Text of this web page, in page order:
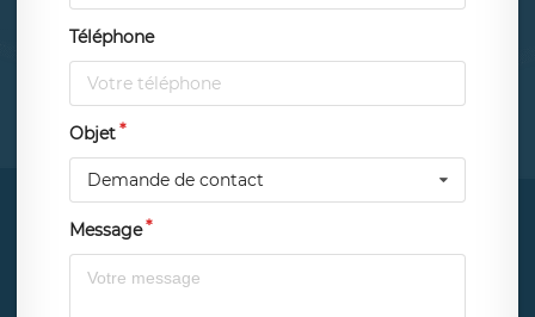
Téléphone
Objet
Demande de contact
Message